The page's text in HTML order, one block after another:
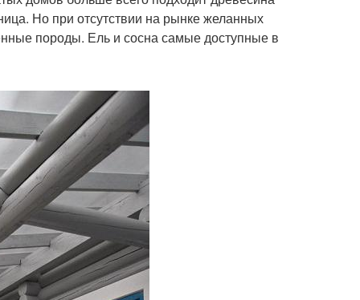
Но при отсутствии на рынке желанных
породы. Ель и сосна самые доступные в